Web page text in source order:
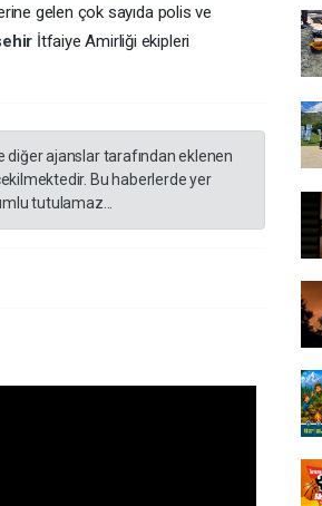
gelen çok sayıda polis ve
İtfaiye Amirliği ekipleri
diğer ajanslar tarafından eklenen
Bu haberlerde yer
tutulamaz...